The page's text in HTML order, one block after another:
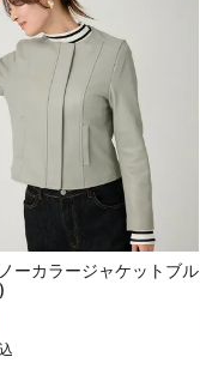
ーカラージャケットブル